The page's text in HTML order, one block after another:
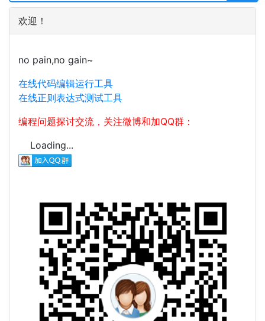
欢迎！
no pain,no gain~
在线代码编辑运行工具
在线正则表达式测试工具
编程问题探讨交流，关注微博和加QQ群：
Loading...